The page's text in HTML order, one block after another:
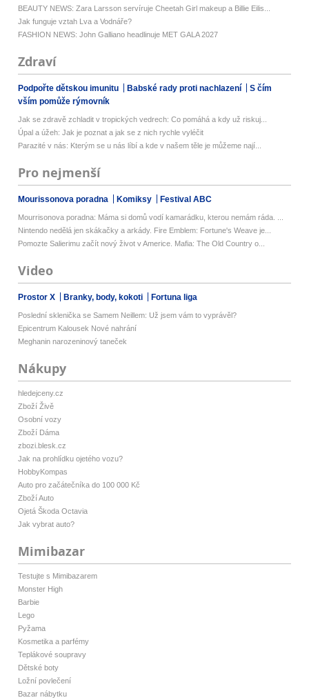
BEAUTY NEWS: Zara Larsson servíruje Cheetah Girl makeup a Billie Eilis...
Jak funguje vztah Lva a Vodnáře?
FASHION NEWS: John Galliano headlinuje MET GALA 2027
Zdraví
Podpořte dětskou imunitu Babské rady proti nachlazení
S čím
vším pomůže rýmovník
Jak se zdravě zchladit v tropických vedrech: Co pomáhá a kdy už riskuj...
Úpal a úžeh: Jak je poznat a jak se z nich rychle vyléčit
Parazité v nás: Kterým se u nás líbí a kde v našem těle je můžeme nají...
Pro nejmenší
Mourissonova poradna Komiksy Festival ABC
Mourrisonova poradna: Máma si domů vodí kamarádku, kterou nemám ráda. ...
Nintendo nedělá jen skákačky a arkády. Fire Emblem: Fortune's Weave je...
Pomozte Salierimu začít nový život v Americe. Mafia: The Old Country o...
Video
Prostor X Branky, body, kokoti Fortuna liga
Poslední sklenička se Samem Neillem: Už jsem vám to vyprávěl?
Epicentrum Kalousek Nové nahrání
Meghanin narozeninový taneček
Nákupy
hledejceny.cz
Zboží Živě
Osobní vozy
Zboží Dáma
zbozi.blesk.cz
Jak na prohlídku ojetého vozu?
HobbyKompas
Auto pro začátečníka do 100 000 Kč
Zboží Auto
Ojetá Škoda Octavia
Jak vybrat auto?
Mimibazar
Testujte s Mimibazarem
Monster High
Barbie
Lego
Pyžama
Kosmetika a parfémy
Teplákové soupravy
Dětské boty
Ložní povlečení
Bazar nábytku